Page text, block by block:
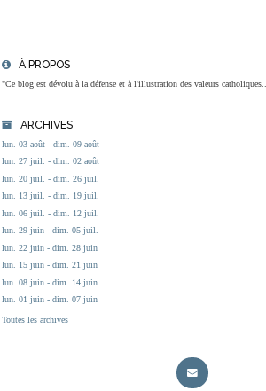
À PROPOS
"Ce blog est dévolu à la défense et à l'illustration des valeurs catholiques...
ARCHIVES
lun. 03 août - dim. 09 août
lun. 27 juil. - dim. 02 août
lun. 20 juil. - dim. 26 juil.
lun. 13 juil. - dim. 19 juil.
lun. 06 juil. - dim. 12 juil.
lun. 29 juin - dim. 05 juil.
lun. 22 juin - dim. 28 juin
lun. 15 juin - dim. 21 juin
lun. 08 juin - dim. 14 juin
lun. 01 juin - dim. 07 juin
Toutes les archives